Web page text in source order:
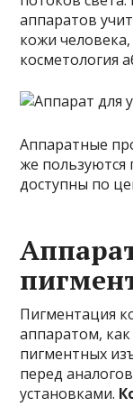
аппаратов
кожи
косметология
Аппаратные
же пользуются
доступны по
Пигментация
аппаратом,
пигментных
перед
установками.